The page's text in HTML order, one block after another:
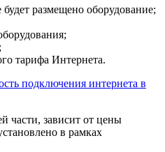
будет размещено оборудование;
тарифа Интернета.
подключения интернета в
части, зависит от цены
в рамках